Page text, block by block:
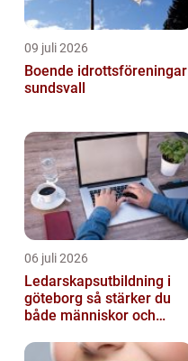
09 juli 2026
Boende idrottsföreningar
sundsvall
06 juli 2026
Ledarskapsutbildning i
göteborg så stärker du
både människor och